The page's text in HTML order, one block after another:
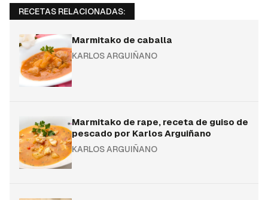
RECETAS RELACIONADAS:
Marmitako de caballa
KARLOS ARGUIÑANO
Marmitako de rape, receta de guiso de
pescado por Karlos Arguiñano
KARLOS ARGUIÑANO